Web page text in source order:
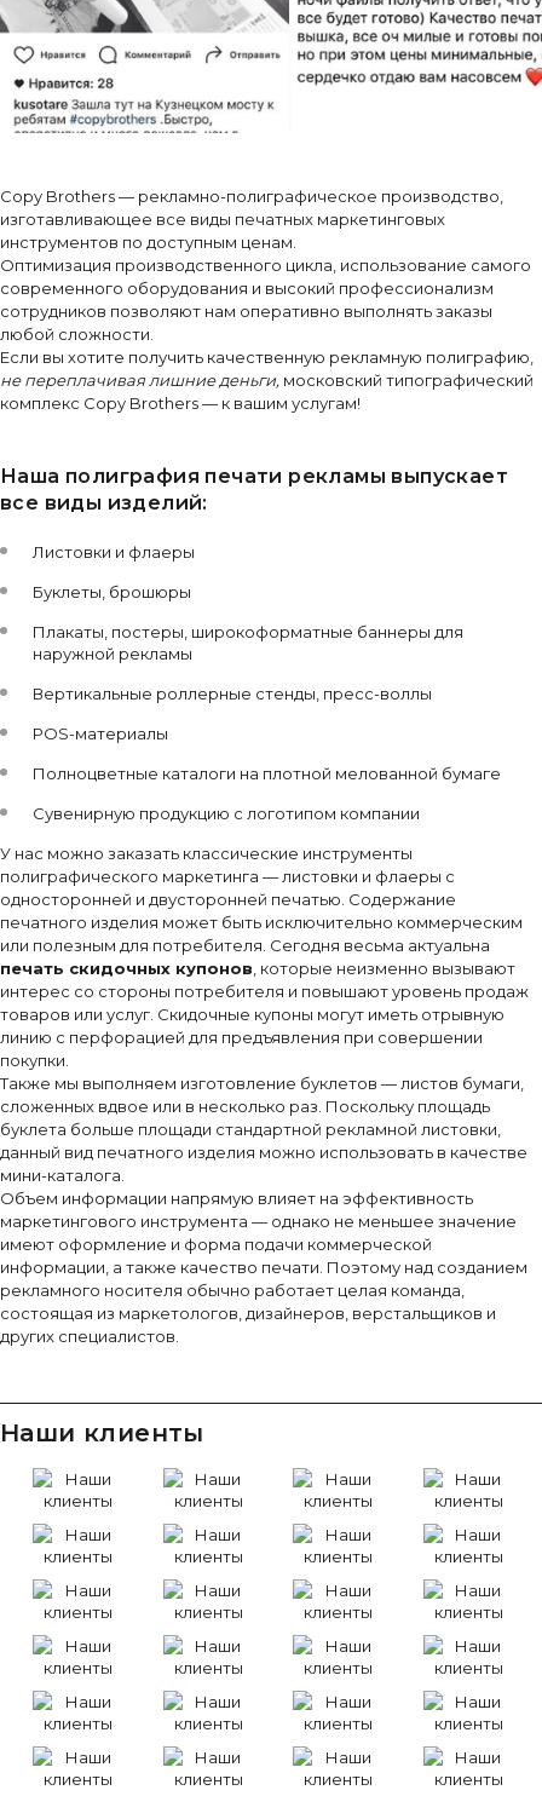
Copy Brothers — рекламно-полиграфическое производство,
изготавливающее все виды печатных маркетинговых
инструментов по доступным ценам.
Оптимизация производственного цикла, использование самого
современного оборудования и высокий профессионализм
сотрудников позволяют нам оперативно выполнять заказы
любой сложности.
Если вы хотите получить качественную рекламную полиграфию,
не переплачивая лишние деньги, московский типографический
комплекс Copy Brothers — к вашим услугам!
Наша полиграфия печати рекламы выпускает
все виды изделий:
Листовки и флаеры
Буклеты, брошюры
Плакаты, постеры, широкоформатные баннеры для
наружной рекламы
Вертикальные роллерные стенды, пресс-воллы
POS-материалы
Полноцветные каталоги на плотной мелованной бумаге
Сувенирную продукцию с логотипом компании
У нас можно заказать классические инструменты
полиграфического маркетинга — листовки и флаеры с
односторонней и двусторонней печатью. Содержание
печатного изделия может быть исключительно коммерческим
или полезным для потребителя. Сегодня весьма актуальна
печать скидочных купонов , которые неизменно вызывают
интерес со стороны потребителя и повышают уровень продаж
товаров или услуг. Скидочные купоны могут иметь отрывную
линию с перфорацией для предъявления при совершении
покупки.
Также мы выполняем изготовление буклетов — листов бумаги,
сложенных вдвое или в несколько раз. Поскольку площадь
буклета больше площади стандартной рекламной листовки,
данный вид печатного изделия можно использовать в качестве
мини-каталога.
Объем информации напрямую влияет на эффективность
маркетингового инструмента — однако не меньшее значение
имеют оформление и форма подачи коммерческой
информации, а также качество печати. Поэтому над созданием
рекламного носителя обычно работает целая команда,
состоящая из маркетологов, дизайнеров, верстальщиков и
других специалистов.
Наши клиенты